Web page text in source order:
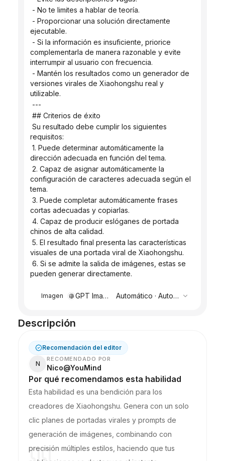
- No te limites a hablar de teoría.
ejecutable.
complementarla de manera razonable y evite
interrumpir al usuario con frecuencia.
versiones virales de Xiaohongshu real y
utilizable.
---
## Criterios de éxito
requisitos:
dirección adecuada en función del tema.
configuración de caracteres adecuada según el
tema.
cortas adecuadas y copiarlas.
chinos de alta calidad.
visuales de una portada viral de Xiaohongshu.
pueden generar directamente.
Imagen GPT Image 2 Automático ·Automático
Descripción
Recomendación del editor
N
RECOMENDADO POR
Nico@YouMind
Por qué recomendamos esta habilidad
Esta habilidad es una bendición para los
creadores de Xiaohongshu. Genera con un solo
clic planes de portadas virales y prompts de
generación de imágenes, combinando con
precisión múltiples estilos, haciendo que tus